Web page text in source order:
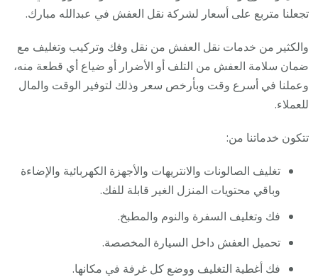
تجعلنا متربع على أسعار لشركة نقل العفش في عبدالله مبارك.
والكثير من خدمات نقل العفش من نقل وفك وتركيب وتغليف مع
ضمان سلامة العفش من التلف أو الأضرار أو ضياع أي قطعة منه،
وعملنا في أسرع وقت وبأرخص سعر وذلك لتوفير الوقت والمال
للعملاء.
تتكون خدماتنا من:
تغليف الصالونات والانتريهات والأجهزة الكهربائية والإضاءة
وباقي محتويات المنزل الغير قابلة للفك.
فك وتغليف السفرة والنوم والمطبخ.
تحميل العفش داخل السيارة المخصصة.
فك أغطية التغليف ووضع كل غرفة في مكانها.